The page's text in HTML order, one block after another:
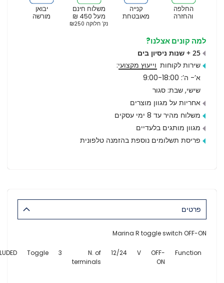
יבואן
מורשה
משלוח חינם
מעל 450 ₪
נק’ חלוקה ₪250
קנייה
מאובטחת
החלפה
והחזרה
למה קונים אצלנו?
25 + שנות ניסיון בים
שירות לקוחות וייעוץ מקצועי:
א’- ה’: 9:00-18:00
שישי, שבת: סגור
אחריות על מגוון מוצרים
משלוח מהיר עד 8 ימי עסקים
מגוון מותגים בלעדיים
פריסת תשלומים נוספת בהזמנה טלפונית
פרטים
Marina R toggle switch OFF-ON
Function
OFF-
ON
V
12/24
N. of
terminals
3
Toggle